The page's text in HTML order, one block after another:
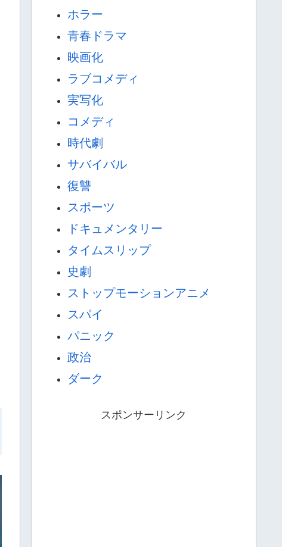
ホラー
青春ドラマ
映画化
ラブコメディ
実写化
コメディ
時代劇
サバイバル
復讐
スポーツ
ドキュメンタリー
タイムスリップ
史劇
ストップモーションアニメ
スパイ
パニック
政治
ダーク
スポンサーリンク